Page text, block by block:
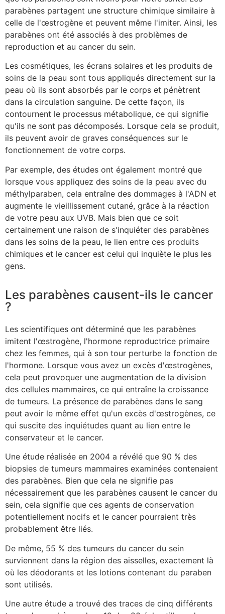
parabènes partagent une structure chimique similaire à
celle de l'œstrogène et peuvent même l'imiter. Ainsi, les
parabènes ont été associés à des problèmes de
reproduction et au cancer du sein.
Les cosmétiques, les écrans solaires et les produits de
soins de la peau sont tous appliqués directement sur la
peau où ils sont absorbés par le corps et pénètrent
dans la circulation sanguine. De cette façon, ils
contournent le processus métabolique, ce qui signifie
qu'ils ne sont pas décomposés. Lorsque cela se produit,
ils peuvent avoir de graves conséquences sur le
fonctionnement de votre corps.
Par exemple, des études ont également montré que
lorsque vous appliquez des soins de la peau avec du
méthylparaben, cela entraîne des dommages à l'ADN et
augmente le vieillissement cutané, grâce à la réaction
de votre peau aux UVB. Mais bien que ce soit
certainement une raison de s'inquiéter des parabènes
dans les soins de la peau, le lien entre ces produits
chimiques et le cancer est celui qui inquiète le plus les
gens.
Les parabènes causent-ils le cancer
?
Les scientifiques ont déterminé que les parabènes
imitent l'œstrogène, l'hormone reproductrice primaire
chez les femmes, qui à son tour perturbe la fonction de
l'hormone. Lorsque vous avez un excès d'œstrogènes,
cela peut provoquer une augmentation de la division
des cellules mammaires, ce qui entraîne la croissance
de tumeurs. La présence de parabènes dans le sang
peut avoir le même effet qu'un excès d'œstrogènes, ce
qui suscite des inquiétudes quant au lien entre le
conservateur et le cancer.
Une étude réalisée en 2004 a révélé que 90 % des
biopsies de tumeurs mammaires examinées contenaient
des parabènes. Bien que cela ne signifie pas
nécessairement que les parabènes causent le cancer du
sein, cela signifie que ces agents de conservation
potentiellement nocifs et le cancer pourraient très
probablement être liés.
De même, 55 % des tumeurs du cancer du sein
surviennent dans la région des aisselles, exactement là
où les déodorants et les lotions contenant du paraben
sont utilisés.
Une autre étude a trouvé des traces de cinq différents